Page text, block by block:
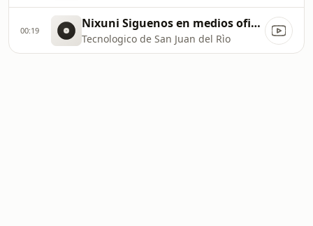
00:19 Nixuni Siguenos en medios oficiales
Tecnologico de San Juan del Rìo